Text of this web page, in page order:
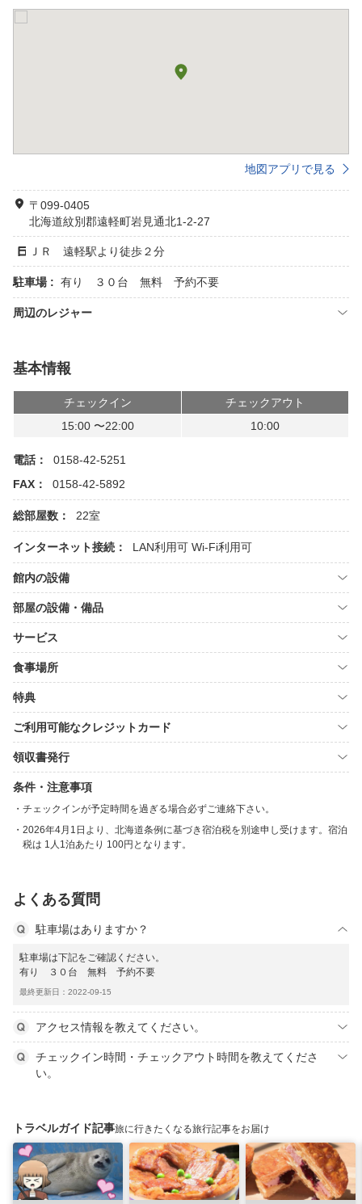
地図アプリで見る
〒099-0405
北海道紋別郡遠軽町岩見通北1-2-27
ＪＲ 遠軽駅より徒歩２分
駐車場 : 有り ３０台 無料 予約不要
周辺のレジャー
基本情報
チェックイン
チェックアウト
15:00 〜22:00
10:00
電話：
0158-42-5251
FAX：
0158-42-5892
総部屋数： 22室
インターネット接続： LAN利用可 Wi-Fi利用可
館内の設備
部屋の設備・備品
サービス
食事場所
特典
ご利用可能なクレジットカード
領収書発行
条件・注意事項
チェックインが予定時間を過ぎる場合必ずご連絡下さい。
2026年4月1日より、北海道条例に基づき宿泊税を別途申し受けます。宿泊
税は 1人1泊あたり 100円となります。
よくある質問
駐車場はありますか？
駐車場は下記をご確認ください。
有り ３０台 無料 予約不要
最終更新日：2022-09-15
アクセス情報を教えてください。
チェックイン時間・チェックアウト時間を教えてくださ
い。
トラベルガイド記事旅に行きたくなる旅行記事をお届け